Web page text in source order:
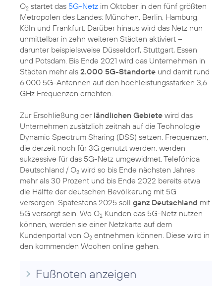
O2 startet das 5G-Netz im Oktober in den fünf größten
Metropolen des Landes: München, Berlin, Hamburg,
Köln und Frankfurt. Darüber hinaus wird das Netz nun
unmittelbar in zehn weiteren Städten aktiviert –
darunter beispielsweise Düsseldorf, Stuttgart, Essen
und Potsdam. Bis Ende 2021 wird das Unternehmen in
Städten mehr als 2.000 5G-Standorte und damit rund
6.000 5G-Antennen auf den hochleistungsstarken 3,6
GHz Frequenzen errichten.
Zur Erschließung der ländlichen Gebiete wird das
Unternehmen zusätzlich zeitnah auf die Technologie
Dynamic Spectrum Sharing (DSS) setzen. Frequenzen,
die derzeit noch für 3G genutzt werden, werden
sukzessive für das 5G-Netz umgewidmet. Telefónica
Deutschland / O2 wird so bis Ende nächsten Jahres
mehr als 30 Prozent und bis Ende 2022 bereits etwa
die Hälfte der deutschen Bevölkerung mit 5G
versorgen. Spätestens 2025 soll ganz Deutschland mit
5G versorgt sein. Wo O2 Kunden das 5G-Netz nutzen
können, werden sie einer Netzkarte auf dem
Kundenportal von O2 entnehmen können. Diese wird in
den kommenden Wochen online gehen.
Fußnoten anzeigen